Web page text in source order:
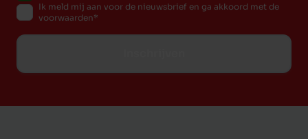
Ik meld mij aan voor de nieuwsbrief en ga akkoord met de
voorwaarden